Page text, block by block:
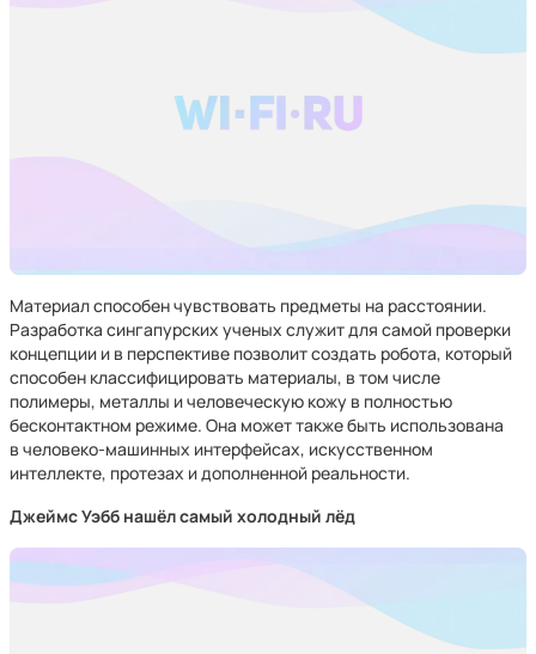
Материал способен чувствовать предметы на расстоянии.
Разработка сингапурских ученых служит для самой проверки
концепции и в перспективе позволит создать робота, который
способен классифицировать материалы, в том числе
полимеры, металлы и человеческую кожу в полностью
бесконтактном режиме. Она может также быть использована
в человеко-машинных интерфейсах, искусственном
интеллекте, протезах и дополненной реальности.
Джеймс Уэбб нашёл самый холодный лёд